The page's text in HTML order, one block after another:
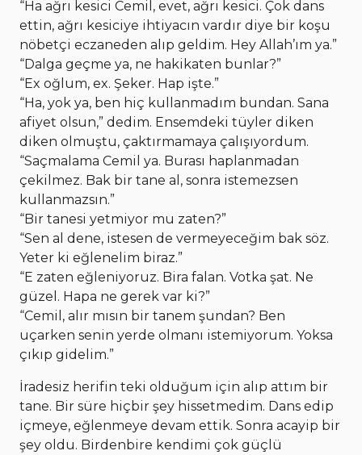
“Ha ağrı kesici Cemil, evet, ağrı kesici. Çok dans
ettin, ağrı kesiciye ihtiyacın vardır diye bir koşu
nöbetçi eczaneden alıp geldim. Hey Allah’ım ya.”
“Dalga geçme ya, ne hakikaten bunlar?”
“Ex oğlum, ex. Şeker. Hap işte.”
“Ha, yok ya, ben hiç kullanmadım bundan. Sana
afiyet olsun,” dedim. Ensemdeki tüyler diken
diken olmuştu, çaktırmamaya çalışıyordum.
“Saçmalama Cemil ya. Burası haplanmadan
çekilmez. Bak bir tane al, sonra istemezsen
kullanmazsın.”
“Bir tanesi yetmiyor mu zaten?”
“Sen al dene, istesen de vermeyeceğim bak söz.
Yeter ki eğlenelim biraz.”
“E zaten eğleniyoruz. Bira falan. Votka şat. Ne
güzel. Hapa ne gerek var ki?”
“Cemil, alır mısın bir tanem şundan? Ben
uçarken senin yerde olmanı istemiyorum. Yoksa
çıkıp gidelim.”
İradesiz herifin teki olduğum için alıp attım bir
tane. Bir süre hiçbir şey hissetmedim. Dans edip
içmeye, eğlenmeye devam ettik. Sonra acayip bir
şey oldu. Birdenbire kendimi çok güçlü